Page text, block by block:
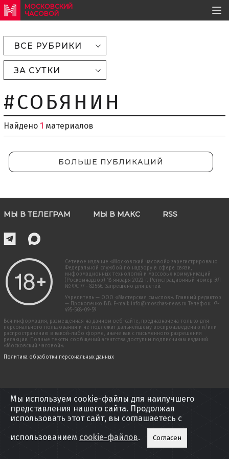
МОСКОВСКИЙ
ЧАСОВОЙ
Найдено 1 материалов
#СОБЯНИН
ВСЕ РУБРИКИ
ЗА СУТКИ
БОЛЬШЕ ПУБЛИКАЦИЙ
МЫ В ТЕЛЕГРАМ МЫ В МАКС RSS
Сетевое издание «Московский часовой» зарегистрировано
Федеральной службой по надзору в сфере связи,
информационных технологий и массовых коммуникаций
(Роскомнадзор) 18 января 2022 г. Регистрационный номер ЭЛ
№ ФС 77 - 82566. Запрещено для детей.
Учредитель — ООО «Мастерская смыслов». Главный редактор
— Прокопенко В.В. E-mail: info@moschas-news.ru Телефон: +7-
495-568-09-59
Вся информация, размещенная на данном веб-сайте, предназначена только для
персонального пользования и не подлежит дальнейшему воспроизведению и/или
распространению в какой-либо форме, иначе как с письменного разрешения
редакции. Полные тексты сообщений агентства доступны подписчикам изданий
«Московский часовой».
Политика обработки персональных данных
Мы используем cookie-файлы для наилучшего
представления нашего сайта. Продолжая
использовать этот сайт, вы соглашаетесь с
использованием cookie-файлов. Согласен